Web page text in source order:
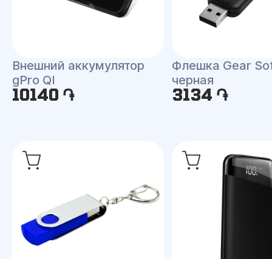
Внешний аккумулятор
gPro QI
10140 ֏
Флешка Gear
черная
3134 ֏